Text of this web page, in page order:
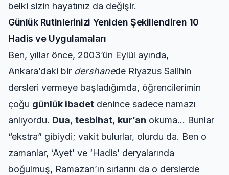
belki sizin hayatınız da değişir.
Günlük Rutinlerinizi Yeniden Şekillendiren 10
Hadis ve Uygulamaları
Ben, yıllar önce, 2003’ün Eylül ayında,
Ankara’daki bir dershanede Riyazus Salihin
dersleri vermeye başladığımda, öğrencilerimin
çoğu günlük ibadet denince sadece namazı
anlıyordu. Dua, tesbihat, kur’an okuma… Bunlar
“ekstra” gibiydi; vakit bulurlar, olurdu da. Ben o
zamanlar, ‘Ayet’ ve ‘Hadis’ deryalarında
boğulmuş, Ramazan’ın sırlarını da o derslerde